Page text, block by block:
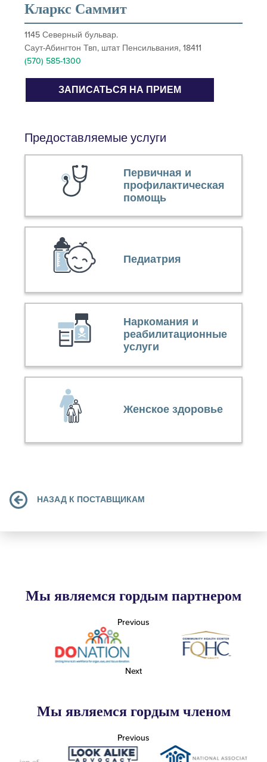
Кларкс Саммит
1145 Северный бульвар.
Саут-Абингтон Твп, штат Пенсильвания, 18411
(570) 585-1300
ЗАПИСАТЬСЯ НА ПРИЕМ
Предоставляемые услуги
Первичная и
профилактическая
помощь
Педиатрия
Наркомания и
реабилитационные
услуги
Женское здоровье
НАЗАД К ПОСТАВЩИКАМ
Мы являемся гордым партнером
Previous
Next
Мы являемся гордым членом
Previous